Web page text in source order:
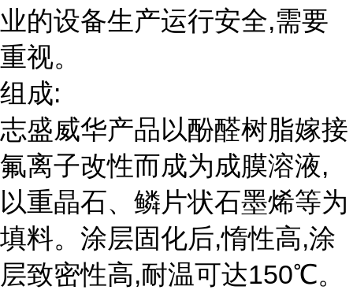
业的设备生产运行安全,需要
重视。
组成:
志盛威华产品以酚醛树脂嫁接
氟离子改性而成为成膜溶液,
以重晶石、鳞片状石墨烯等为
填料。涂层固化后,惰性高,涂
层致密性高,耐温可达150℃。